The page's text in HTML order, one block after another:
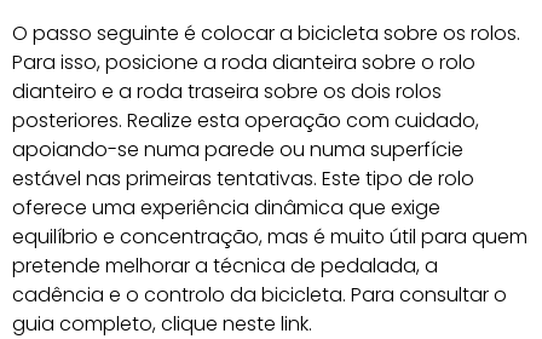
O passo seguinte é colocar a bicicleta sobre os rolos.
Para isso, posicione a roda dianteira sobre o rolo
dianteiro e a roda traseira sobre os dois rolos
posteriores. Realize esta operação com cuidado,
apoiando-se numa parede ou numa superfície
estável nas primeiras tentativas. Este tipo de rolo
oferece uma experiência dinâmica que exige
equilíbrio e concentração, mas é muito útil para quem
pretende melhorar a técnica de pedalada, a
cadência e o controlo da bicicleta. Para consultar o
guia completo, clique neste link.